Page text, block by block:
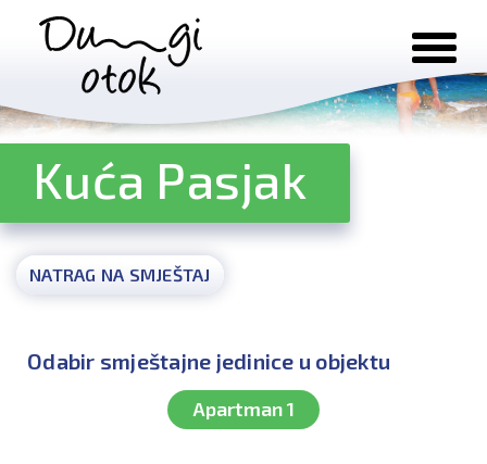
Preskoči na sadržaj
Kuća Pasjak
NATRAG NA SMJEŠTAJ
Odabir smještajne jedinice u objektu
Apartman 1